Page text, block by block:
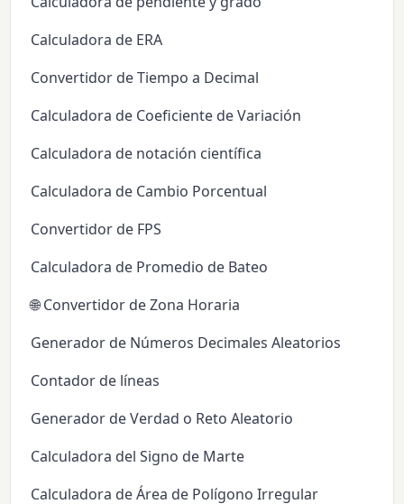
Calculadora de ERA
Convertidor de Tiempo a Decimal
Calculadora de Coeficiente de Variación
Calculadora de notación científica
Calculadora de Cambio Porcentual
Convertidor de FPS
Calculadora de Promedio de Bateo
🌐 Convertidor de Zona Horaria
Generador de Números Decimales Aleatorios
Contador de líneas
Generador de Verdad o Reto Aleatorio
Calculadora del Signo de Marte
Calculadora de Área de Polígono Irregular